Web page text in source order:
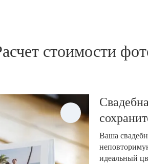
стоимости
Ваша
идеальный